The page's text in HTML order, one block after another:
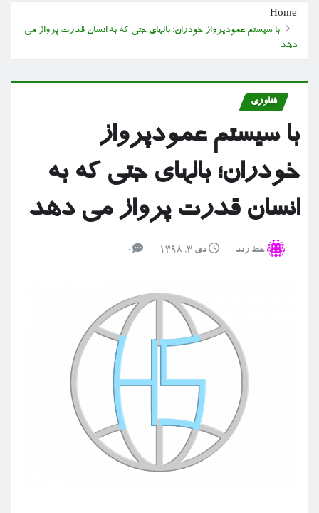
Home
با سیستم عمودپرواز خودران؛ بالهای جتی که به انسان قدرت پرواز می
دهد
فناوری
با سیستم عمودپرواز
خودران؛ بالهای جتی که به
انسان قدرت پرواز می دهد
خط رند دی ۳, ۱۳۹۸ 0